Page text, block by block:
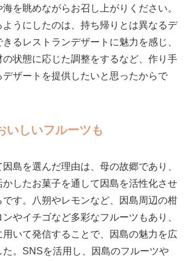
を眺めながらお召し上がりください。
ようにしたのは、持ち帰りとは異なるデ
るレストランデザートに魅力を感じ、
状態に応じた調整をするなど、作り手
ザートを提供したいと思ったからで
いしいフルーツも
島を選んだ理由は、母の故郷であり、
したお菓子を通して因島を活性化させ
です。八朔やレモンなど、因島周辺の柑
やイチゴなど多彩なフルーツもあり、
用いて発信することで、因島の魅力を広
。SNSを活用し、因島のフルーツや